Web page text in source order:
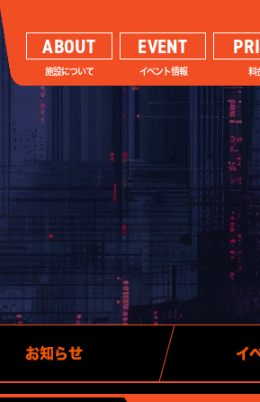
ABOUT
施設について
EVENT
イベント情報 料
お知らせ イ